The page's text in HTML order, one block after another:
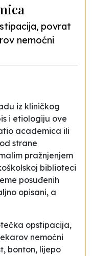
povrat
nemoćni
iz kliničkog
i etiologiju ove
academica ili
strane
pražnjenjem
biblioteci
posuđenih
opisani, a
opstipacija,
nemoćni
bonton, lijepo